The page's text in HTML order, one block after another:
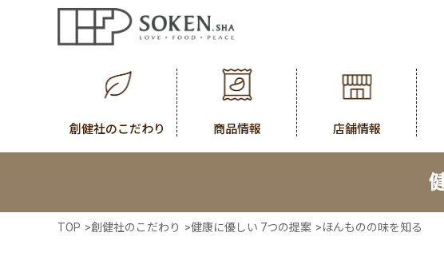
創健社のこだわり 商品情報 店舗情報
TOP >創健社のこだわり >健康に優しい 7つの提案 >ほんものの味を知る